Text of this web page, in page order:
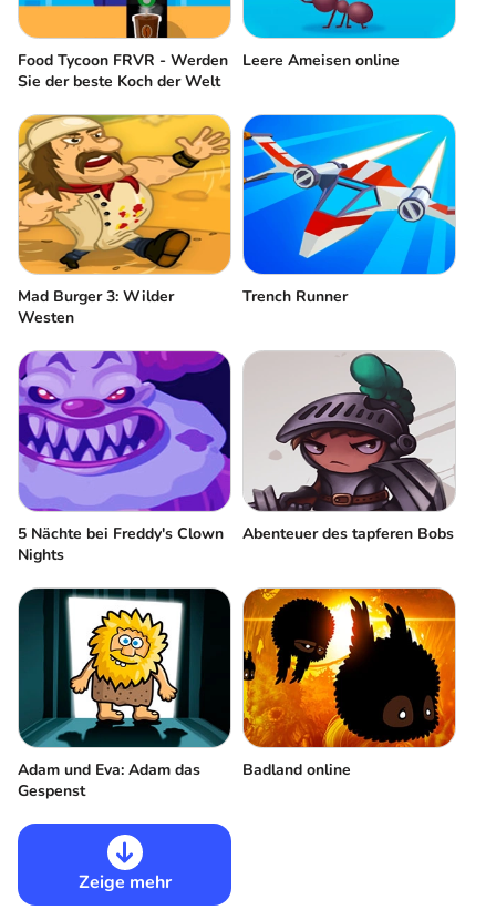
Food Tycoon FRVR - Werden
Sie der beste Koch der Welt
Leere Ameisen online
Mad Burger 3: Wilder
Westen
Trench Runner
5 Nächte bei Freddy's Clown
Nights
Abenteuer des tapferen Bobs
Adam und Eva: Adam das
Gespenst
Badland online
Zeige mehr